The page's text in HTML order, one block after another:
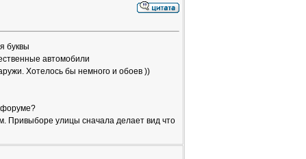
буквы
автомобили
Хотелось бы немного и обоев ))
форуме?
Привыборе улицы сначала делает вид что